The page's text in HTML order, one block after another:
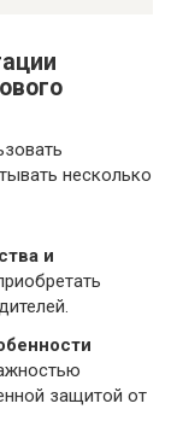
несколько
и
защитой от